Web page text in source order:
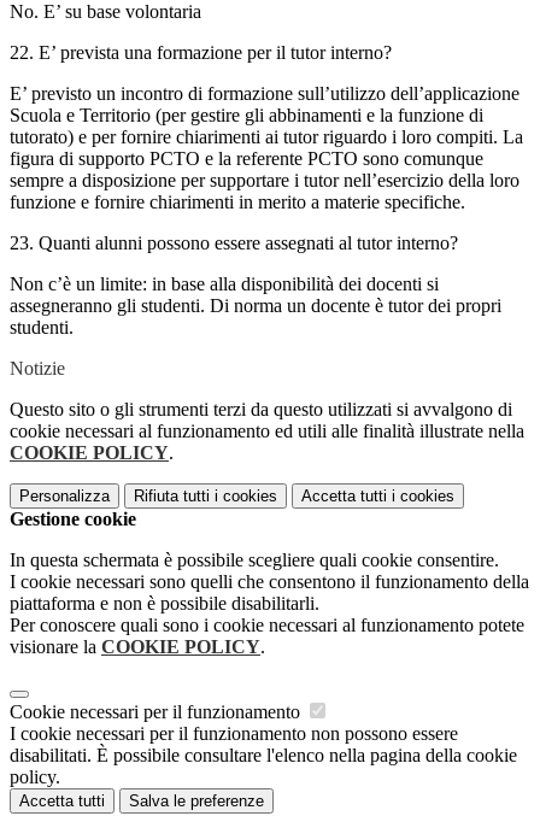
No. E’ su base volontaria
22. E’ prevista una formazione per il tutor interno?
E’ previsto un incontro di formazione sull’utilizzo dell’applicazione
Scuola e Territorio (per gestire gli abbinamenti e la funzione di
tutorato) e per fornire chiarimenti ai tutor riguardo i loro compiti. La
figura di supporto PCTO e la referente PCTO sono comunque
sempre a disposizione per supportare i tutor nell’esercizio della loro
funzione e fornire chiarimenti in merito a materie specifiche.
23. Quanti alunni possono essere assegnati al tutor interno?
Non c’è un limite: in base alla disponibilità dei docenti si
assegneranno gli studenti. Di norma un docente è tutor dei propri
studenti.
Notizie
Questo sito o gli strumenti terzi da questo utilizzati si avvalgono di
cookie necessari al funzionamento ed utili alle finalità illustrate nella
COOKIE POLICY.
Personalizza Rifiuta tutti i cookies Accetta tutti i cookies
Gestione cookie
In questa schermata è possibile scegliere quali cookie consentire.
I cookie necessari sono quelli che consentono il funzionamento della
piattaforma e non è possibile disabilitarli.
Per conoscere quali sono i cookie necessari al funzionamento potete
visionare la COOKIE POLICY.
Cookie necessari per il funzionamento
I cookie necessari per il funzionamento non possono essere
disabilitati. È possibile consultare l'elenco nella pagina della cookie
policy.
Accetta tutti Salva le preferenze